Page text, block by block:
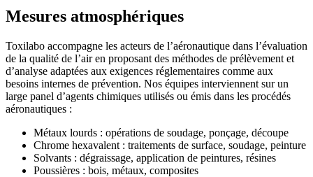
Mesures atmosphériques
Toxilabo accompagne les acteurs de l’aéronautique dans l’évaluation
de la qualité de l’air en proposant des méthodes de prélèvement et
d’analyse adaptées aux exigences réglementaires comme aux
besoins internes de prévention. Nos équipes interviennent sur un
large panel d’agents chimiques utilisés ou émis dans les procédés
aéronautiques :
Métaux lourds : opérations de soudage, ponçage, découpe
Chrome hexavalent : traitements de surface, soudage, peinture
Solvants : dégraissage, application de peintures, résines
Poussières : bois, métaux, composites